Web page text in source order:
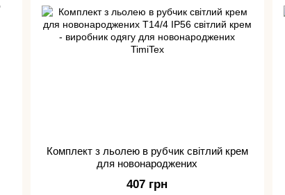
Комплект з льолею в рубчик світлий крем
для новонароджених
407 грн